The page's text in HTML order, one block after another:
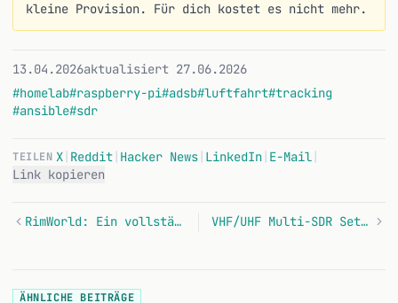
kleine Provision. Für dich kostet es nicht mehr.
13.04.2026aktualisiert 27.06.2026
#homelab#raspberry-pi#adsb#luftfahrt#tracking
#ansible#sdr
TEILEN X Reddit Hacker News LinkedIn E-Mail
Link kopieren
RimWorld: Ein vollständiger Step-by-Step Guide zum Durchspielen VHF/UHF Multi-SDR Setup - Eine Antenne für viele Frequenzen
ÄHNLICHE BEITRÄGE